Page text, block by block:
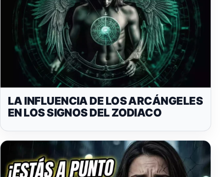
LA INFLUENCIA DE LOS ARCÁNGELES
EN LOS SIGNOS DEL ZODIACO